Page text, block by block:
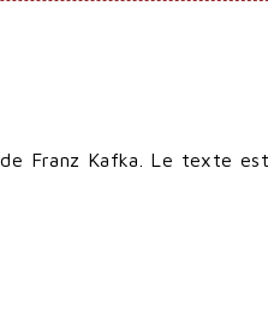
Franz Kafka. Le texte est